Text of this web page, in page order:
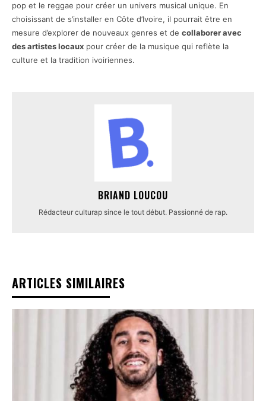
pop et le reggae pour créer un univers musical unique. En
choisissant de s’installer en Côte d’Ivoire, il pourrait être en
mesure d’explorer de nouveaux genres et de collaborer avec
des artistes locaux pour créer de la musique qui reflète la
culture et la tradition ivoiriennes.
BRIAND LOUCOU
Rédacteur culturap since le tout début. Passionné de rap.
ARTICLES SIMILAIRES